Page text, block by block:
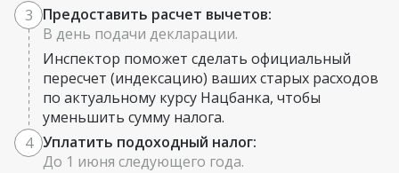
3 Предоставить расчет вычетов:
В день подачи декларации.
Инспектор поможет сделать официальный
пересчет (индексацию) ваших старых расходов
по актуальному курсу Нацбанка, чтобы
уменьшить сумму налога.
4 Уплатить подоходный налог:
До 1 июня следующего года.